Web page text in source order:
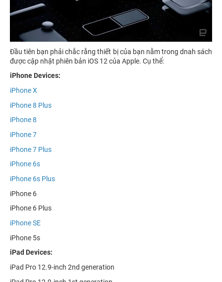
Đầu tiên bạn phải chắc rằng thiết bị của bạn nằm trong dnah sách
được cập nhật phiên bản iOS 12 của Apple. Cụ thể:
iPhone Devices:
iPhone X
iPhone 8 Plus
iPhone 8
iPhone 7
iPhone 7 Plus
iPhone 6s
iPhone 6s Plus
iPhone 6
iPhone 6 Plus
iPhone SE
iPhone 5s
iPad Devices:
iPad Pro 12.9-inch 2nd generation